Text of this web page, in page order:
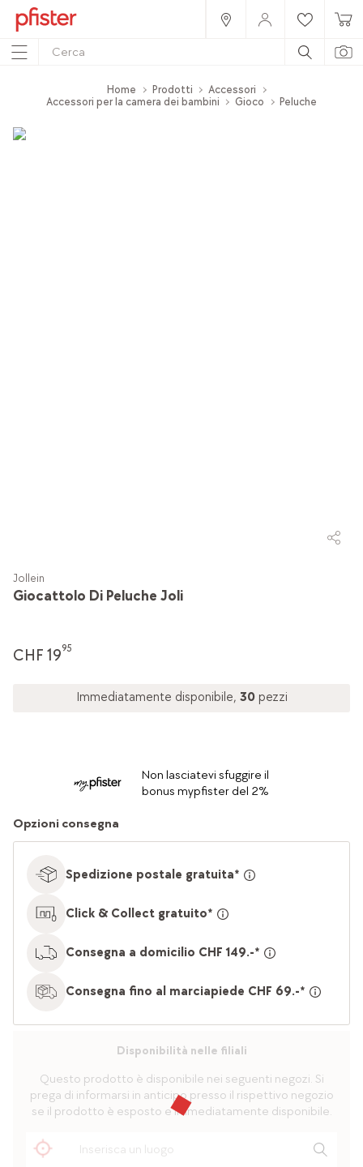
Home Prodotti
Accessori
Accessori per la camera dei bambini
Gioco Peluche
Giocattolo Di Peluche Joli
Jollein
CHF 1995
Immediatamente disponibile, 30 pezzi
Non lasciatevi sfuggire il
bonus mypfister del 2%
Opzioni consegna
Spedizione postale gratuita*
Click & Collect gratuito*
Consegna a domicilio CHF 149.-*
Consegna fino al marciapiede CHF 69.-*
Disponibilità nelle filiali
Questo prodotto è disponibile nei seguenti negozi. Si
prega di informarsi in anticipo presso il rispettivo negozio
se il prodotto è esposto e immediatamente disponibile.